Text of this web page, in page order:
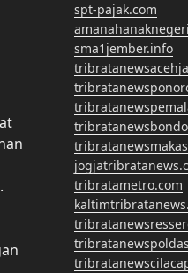
spt-pajak.com
sma1jember.info
tribratametro.com